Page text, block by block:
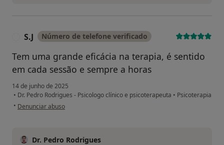
S.J Número de telefone verificado
Tem uma grande eficácia na terapia, é sentido
em cada sessão e sempre a horas
14 de junho de 2025
• Dr. Pedro Rodrigues - Psicologo clínico e psicoterapeuta • Psicoterapia
• na opinião do utilizador S.J
Denunciar abuso
Dr. Pedro Rodrigues